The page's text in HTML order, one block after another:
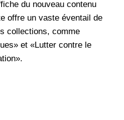
du nouveau contenu
offre un vaste éventail de
collections, comme
et «Lutter contre le